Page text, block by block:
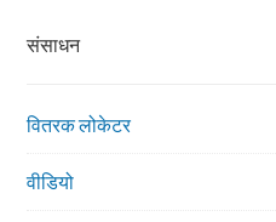
संसाधन
वितरक लोकेटर
वीडियो